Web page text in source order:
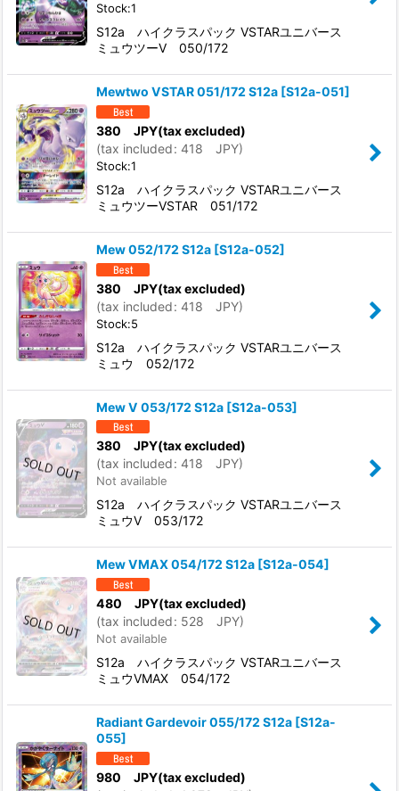
Stock:1
S12a ハイクラスパック VSTARユニバース
ミュウツーV 050/172
Mewtwo VSTAR 051/172 S12a [S12a-051]
380 JPY(tax excluded)
(tax included: 418 JPY)
Stock:1
S12a ハイクラスパック VSTARユニバース
ミュウツーVSTAR 051/172
Mew 052/172 S12a [S12a-052]
380 JPY(tax excluded)
(tax included: 418 JPY)
Stock:5
S12a ハイクラスパック VSTARユニバース
ミュウ 052/172
Mew V 053/172 S12a [S12a-053]
380 JPY(tax excluded)
(tax included: 418 JPY)
Not available
S12a ハイクラスパック VSTARユニバース
ミュウV 053/172
Mew VMAX 054/172 S12a [S12a-054]
480 JPY(tax excluded)
(tax included: 528 JPY)
Not available
S12a ハイクラスパック VSTARユニバース
ミュウVMAX 054/172
Radiant Gardevoir 055/172 S12a [S12a-
055]
980 JPY(tax excluded)